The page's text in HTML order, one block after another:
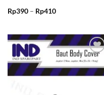
Rp390 – Rp410Rentang
Rp410
Tambahkan
ke Wishlist